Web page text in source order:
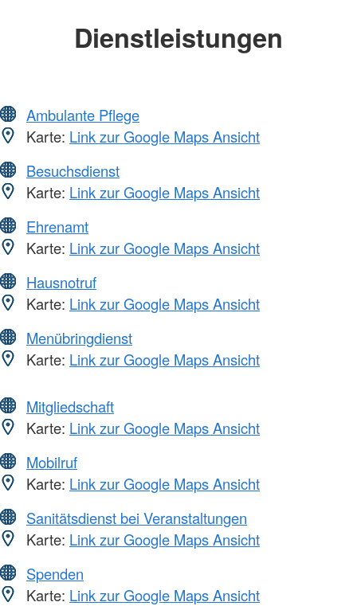
Dienstleistungen
Ambulante Pflege
Karte: Link zur Google Maps Ansicht
Besuchsdienst
Karte: Link zur Google Maps Ansicht
Ehrenamt
Karte: Link zur Google Maps Ansicht
Hausnotruf
Karte: Link zur Google Maps Ansicht
Menübringdienst
Karte: Link zur Google Maps Ansicht
Mitgliedschaft
Karte: Link zur Google Maps Ansicht
Mobilruf
Karte: Link zur Google Maps Ansicht
Sanitätsdienst bei Veranstaltungen
Karte: Link zur Google Maps Ansicht
Spenden
Karte: Link zur Google Maps Ansicht